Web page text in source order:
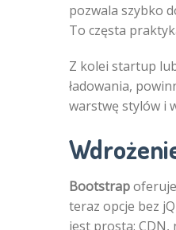
pozwala szybko
To częsta
Z kolei startup
ładowania,
warstwę stylów i
Bootstrap
teraz opcje bez
jest prosta: CDN,